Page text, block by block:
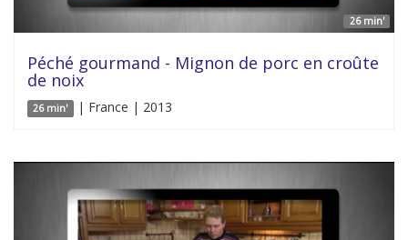
26 min'
Péché gourmand - Mignon de porc en croûte
de noix
26 min' | France | 2013